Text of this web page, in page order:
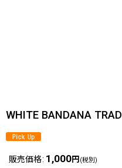
WHITE BANDANA TRAD
販売価格: 1,000円 (税別)